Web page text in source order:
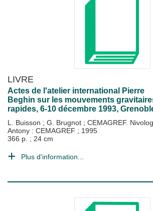
LIVRE
Actes de l'atelier international Pierre
Beghin sur les mouvements
rapides, 6-10 décembre 1993,
L. Buisson ; G. Brugnot ; CEMAGREF.
Antony : CEMAGREF ; 1995
366 p. ; 24 cm
Plus d'information...